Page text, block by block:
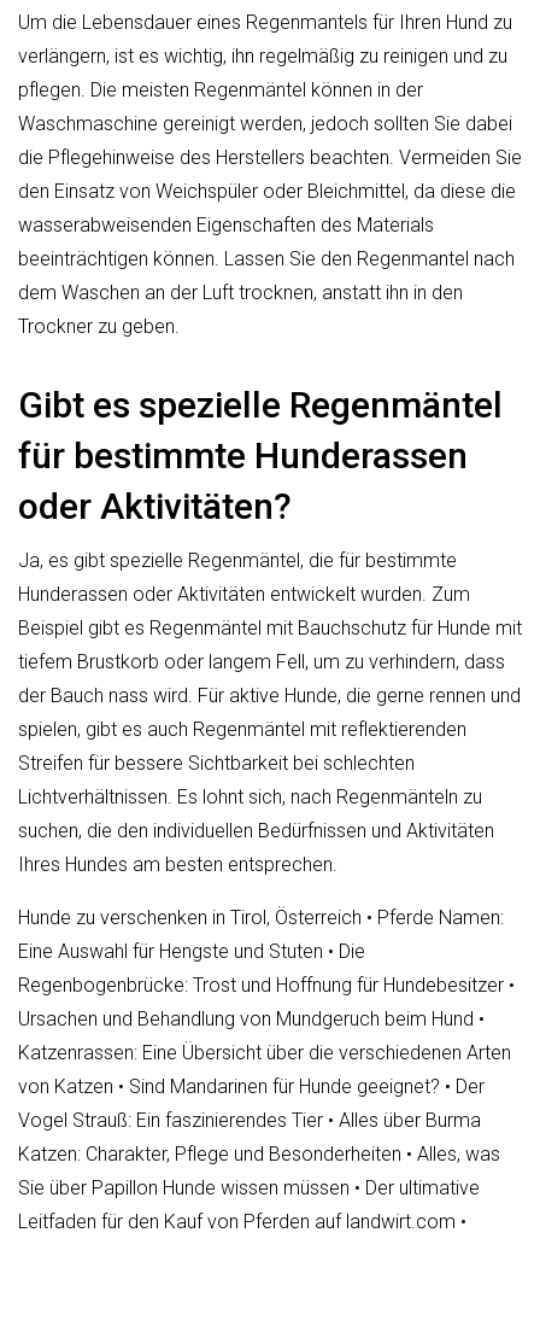
Um die Lebensdauer eines Regenmantels für Ihren Hund zu
verlängern, ist es wichtig, ihn regelmäßig zu reinigen und zu
pflegen. Die meisten Regenmäntel können in der
Waschmaschine gereinigt werden, jedoch sollten Sie dabei
die Pflegehinweise des Herstellers beachten. Vermeiden Sie
den Einsatz von Weichspüler oder Bleichmittel, da diese die
wasserabweisenden Eigenschaften des Materials
beeinträchtigen können. Lassen Sie den Regenmantel nach
dem Waschen an der Luft trocknen, anstatt ihn in den
Trockner zu geben.
Gibt es spezielle Regenmäntel
für bestimmte Hunderassen
oder Aktivitäten?
Ja, es gibt spezielle Regenmäntel, die für bestimmte
Hunderassen oder Aktivitäten entwickelt wurden. Zum
Beispiel gibt es Regenmäntel mit Bauchschutz für Hunde mit
tiefem Brustkorb oder langem Fell, um zu verhindern, dass
der Bauch nass wird. Für aktive Hunde, die gerne rennen und
spielen, gibt es auch Regenmäntel mit reflektierenden
Streifen für bessere Sichtbarkeit bei schlechten
Lichtverhältnissen. Es lohnt sich, nach Regenmänteln zu
suchen, die den individuellen Bedürfnissen und Aktivitäten
Ihres Hundes am besten entsprechen.
Hunde zu verschenken in Tirol, Österreich • Pferde Namen:
Eine Auswahl für Hengste und Stuten • Die
Regenbogenbrücke: Trost und Hoffnung für Hundebesitzer •
Ursachen und Behandlung von Mundgeruch beim Hund •
Katzenrassen: Eine Übersicht über die verschiedenen Arten
von Katzen • Sind Mandarinen für Hunde geeignet? • Der
Vogel Strauß: Ein faszinierendes Tier • Alles über Burma
Katzen: Charakter, Pflege und Besonderheiten • Alles, was
Sie über Papillon Hunde wissen müssen • Der ultimative
Leitfaden für den Kauf von Pferden auf landwirt.com •